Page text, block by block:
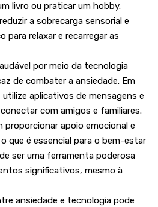
livro ou praticar um hobby.
a sobrecarga sensorial e
para relaxar e recarregar as
por meio da tecnologia
de combater a ansiedade. Em
aplicativos de mensagens e
com amigos e familiares.
proporcionar apoio emocional e
que é essencial para o bem-estar
ser uma ferramenta poderosa
significativos, mesmo à
ansiedade e tecnologia pode